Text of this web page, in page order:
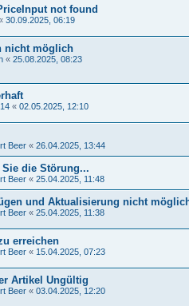
not found
30.09.2025, 06:19
nicht möglich
« 25.08.2025, 08:23
« 02.05.2025, 12:10
Beer « 26.04.2025, 13:44
die Störung...
Beer « 25.04.2025, 11:48
und Aktualisierung nicht
Beer « 25.04.2025, 11:38
erreichen
Beer « 15.04.2025, 07:23
Artikel Ungültig
Beer « 03.04.2025, 12:20